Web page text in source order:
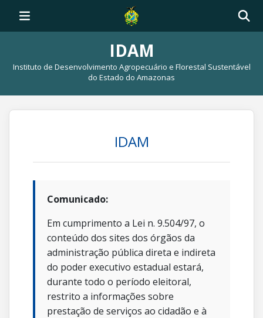
IDAM
Instituto de Desenvolvimento Agropecuário e Florestal Sustentável
do Estado do Amazonas
IDAM
Comunicado:
Em cumprimento a Lei n. 9.504/97, o
conteúdo dos sites dos órgãos da
administração pública direta e indireta
do poder executivo estadual estará,
durante todo o período eleitoral,
restrito a informações sobre
prestação de serviços ao cidadão e à